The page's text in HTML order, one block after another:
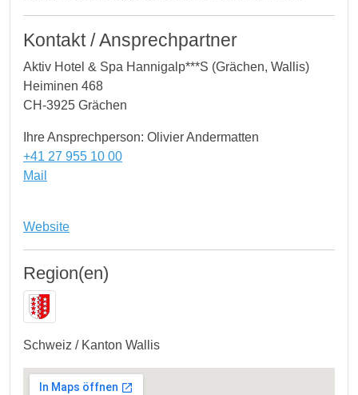
Kontakt / Ansprechpartner
Aktiv Hotel & Spa Hannigalp***S (Grächen, Wallis)
Heiminen 468
CH-3925 Grächen
Ihre Ansprechperson: Olivier Andermatten
+41 27 955 10 00
Mail
Website
Region(en)
Schweiz / Kanton Wallis